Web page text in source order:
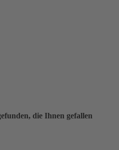
die Ihnen gefallen